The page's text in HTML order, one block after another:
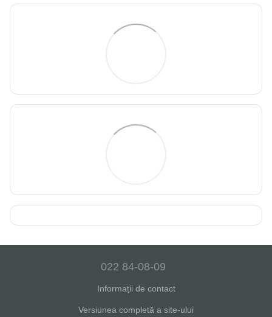
022 84-08-09
Informații de contact
Versiunea completă a site-ului